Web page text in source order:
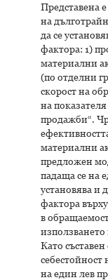
Представена
на
да се
фактора: 1)
материални
(по отделни
скорост на
на
продажби“.
материални
предложен
падаща се на
установява и
фактора
в
Като
себестойност
на един лев